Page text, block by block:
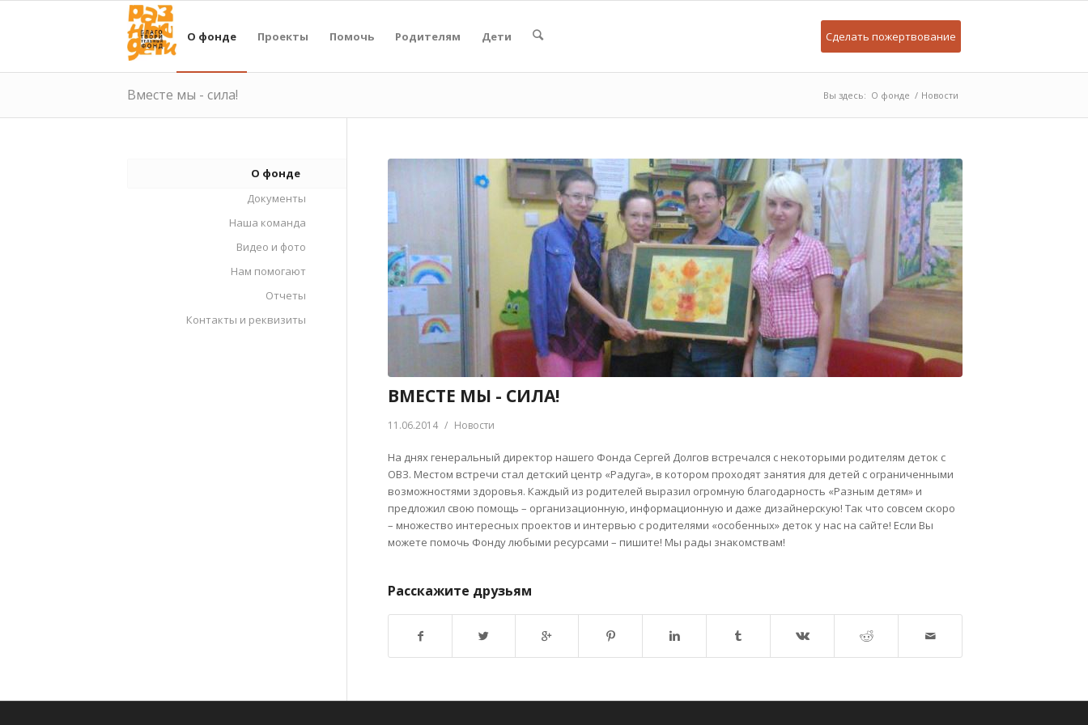
О фонде Проекты Помочь Родителям Дети Сделать пожертвование
Вместе мы - сила! Вы здесь: О фонде / Новости
О фонде
Документы
Наша команда
Видео и фото
Нам помогают
Отчеты
Контакты и реквизиты
ВМЕСТЕ МЫ - СИЛА!
11.06.2014 / Новости
На днях генеральный директор нашего Фонда Сергей Долгов встречался с некоторыми родителям деток с
ОВЗ. Местом встречи стал детский центр «Радуга», в котором проходят занятия для детей с ограниченными
возможностями здоровья. Каждый из родителей выразил огромную благодарность «Разным детям» и
предложил свою помощь – организационную, информационную и даже дизайнерскую! Так что совсем скоро
– множество интересных проектов и интервью с родителями «особенных» деток у нас на сайте! Если Вы
можете помочь Фонду любыми ресурсами – пишите! Мы рады знакомствам!
Расскажите друзьям